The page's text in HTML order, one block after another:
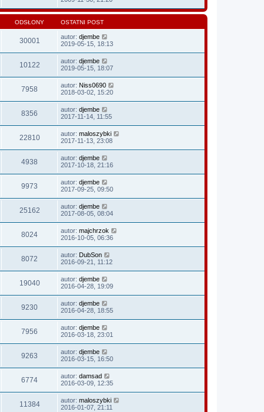
ODSŁONY OSTATNI POST
30001 autor: djembe
2019-05-15, 18:13
10122 autor: djembe
2019-05-15, 18:07
7958 autor: Niss0690
2018-03-02, 15:20
8356 autor: djembe
2017-11-14, 11:55
22810 autor: maloszybki
2017-11-13, 23:08
4938 autor: djembe
2017-10-18, 21:16
9973 autor: djembe
2017-09-25, 09:50
25162 autor: djembe
2017-08-05, 08:04
8024 autor: majchrzok
2016-10-05, 06:36
8072 autor: DubSon
2016-09-21, 11:12
19040 autor: djembe
2016-04-28, 19:09
9230 autor: djembe
2016-04-28, 18:55
7956 autor: djembe
2016-03-18, 23:01
9263 autor: djembe
2016-03-15, 16:50
6774 autor: damsad
2016-03-09, 12:35
11384 autor: maloszybki
2016-01-07, 21:11